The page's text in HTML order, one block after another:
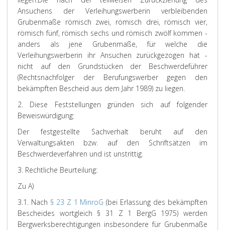
Ansuchens der Verleihungswerberin verbleibenden
Grubenmaße römisch zwei, römisch drei, römisch vier,
römisch fünf, römisch sechs und römisch zwölf kommen -
anders als jene Grubenmaße, für welche die
Verleihungswerberin ihr Ansuchen zurückgezogen hat -
nicht auf den Grundstücken der Beschwerdeführer
(Rechtsnachfolger der Berufungswerber gegen den
bekämpften Bescheid aus dem Jahr 1989) zu liegen.
2. Diese Feststellungen gründen sich auf folgender
Beweiswürdigung:
Der festgestellte Sachverhalt beruht auf den
Verwaltungsakten bzw. auf den Schriftsätzen im
Beschwerdeverfahren und ist unstrittig.
3. Rechtliche Beurteilung:
Zu A)
3.1. Nach § 23 Z 1 MinroG (bei Erlassung des bekämpften
Bescheides wortgleich § 31 Z 1 BergG 1975) werden
Bergwerksberechtigungen insbesondere für Grubenmaße